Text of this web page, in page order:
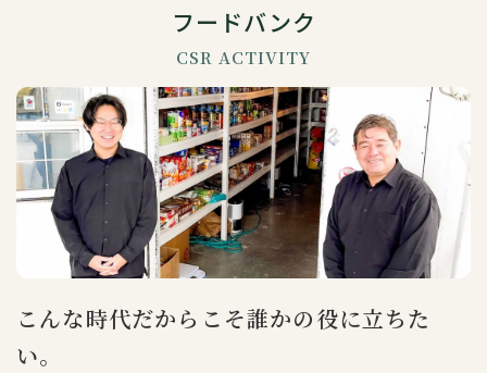
CSR ACTIVITY
フードバンク
こんな時代だからこそ誰かの役に立ちた
い。